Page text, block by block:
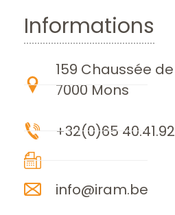
Informations
159 Chaussée
7000 Mons
+32(0)65 40.41.92
info@iram.be